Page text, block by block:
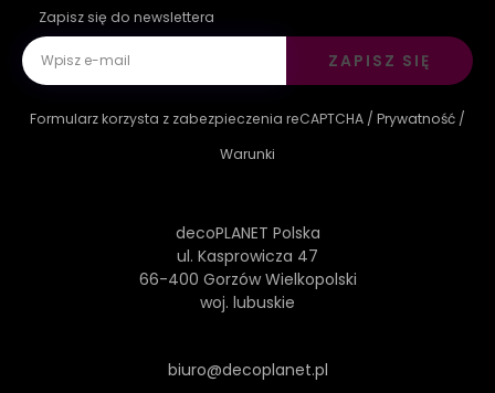
Zapisz się do newslettera
ZAPISZ SIĘ
Formularz korzysta z zabezpieczenia reCAPTCHA / Prywatność /
Warunki
decoPLANET Polska
ul. Kasprowicza 47
66-400 Gorzów Wielkopolski
woj. lubuskie
biuro@decoplanet.pl